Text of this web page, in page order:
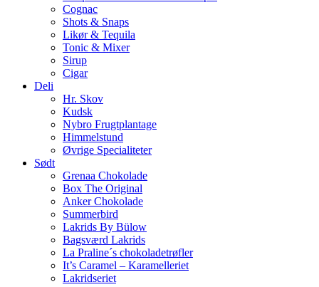
Cognac
Shots & Snaps
Likør & Tequila
Tonic & Mixer
Sirup
Cigar
Deli
Hr. Skov
Kudsk
Nybro Frugtplantage
Himmelstund
Øvrige Specialiteter
Sødt
Grenaa Chokolade
Box The Original
Anker Chokolade
Summerbird
Lakrids By Bülow
Bagsværd Lakrids
La Praline´s chokoladetrøfler
It’s Caramel – Karamelleriet
Lakridseriet